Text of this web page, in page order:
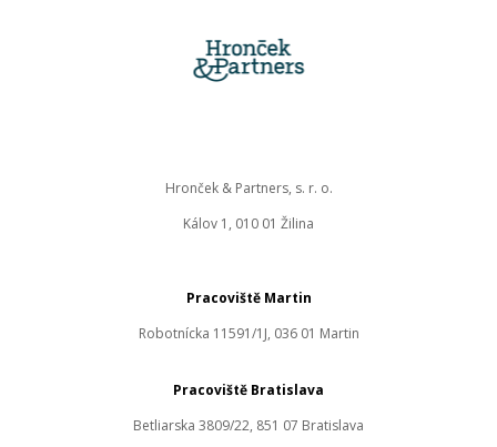
Pracoviště Martin
Robotnícka 11591/1J, 036 01 Martin
Hronček & Partners, s. r. o.
Kálov 1, 010 01 Žilina
Pracoviště Bratislava
Betliarska 3809/22, 851 07 Bratislava